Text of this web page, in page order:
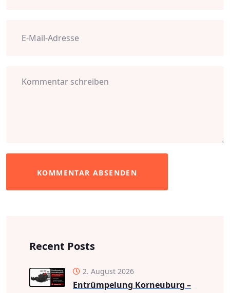
KOMMENTAR ABSENDEN
Recent Posts
Entrümpelung Korneuburg –
2. August 2026